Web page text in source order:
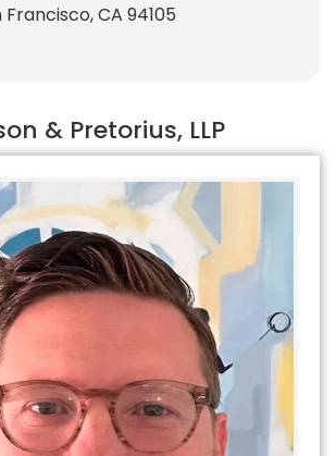
Francisco, CA 94105
& Pretorius, LLP